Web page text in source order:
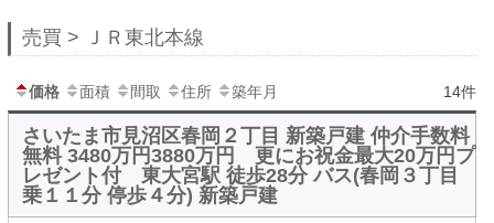
売買 > ＪＲ東北本線
価格 面積 間取 住所 築年月 14件
さいたま市見沼区春岡２丁目 新築戸建 仲介手数料
無料 3480万円3880万円 更にお祝金最大20万円プ
レゼント付 東大宮駅 徒歩28分 バス(春岡３丁目
乗１１分 停歩４分) 新築戸建